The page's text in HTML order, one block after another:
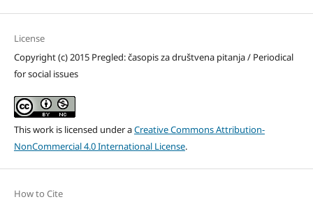
License
Copyright (c) 2015 Pregled: časopis za društvena pitanja / Periodical
for social issues
This work is licensed under aCreative Commons Attribution-
NonCommercial 4.0 International License.
How to Cite